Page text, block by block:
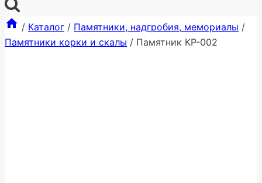
/ Каталог / Памятники, надгробия, мемориалы /
Памятники корки и скалы / Памятник КР-002